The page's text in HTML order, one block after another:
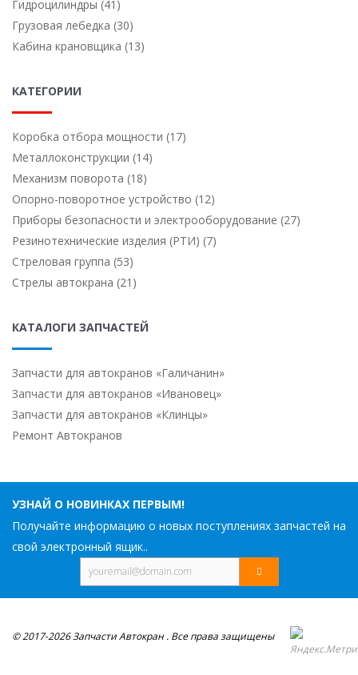
Гидроцилиндры (41)
Грузовая лебедка (30)
Кабина крановщика (13)
КАТЕГОРИИ
Коробка отбора мощности (17)
Металлоконструкции (14)
Механизм поворота (18)
Опорно-поворотное устройство (12)
Приборы безопасности и электрооборудование (27)
Резинотехнические изделия (РТИ) (7)
Стреловая группа (53)
Стрелы автокрана (21)
КАТАЛОГИ ЗАПЧАСТЕЙ
Запчасти для автокранов «Галичанин»
Запчасти для автокранов «Ивановец»
Запчасти для автокранов «Клинцы»
Ремонт Автокранов
УЗНАЙ О НОВИНКАХ ПЕРВЫМ!
Получайте информацию о новых поступлениях запчастей на
свой электронный ящик..
© 2017-2026 Запчасти Автокран . Все права защищены